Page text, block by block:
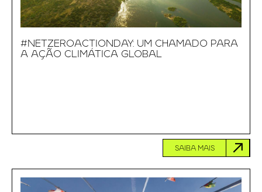
#NETZEROACTIONDAY: UM CHAMADO PARA
A AÇÃO CLIMÁTICA GLOBAL
SAIBA MAIS